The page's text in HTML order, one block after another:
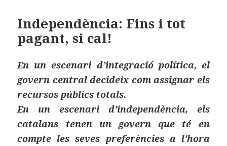
k x
Independència: Fins i tot
pagant, si cal!
En un escenari d’integració política, el
govern central decideix com assignar els
recursos públics totals.
En un escenari d’independència, els
catalans tenen un govern que té en
compte les seves preferències a l’hora